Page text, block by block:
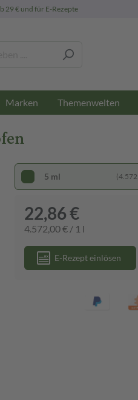
29 € und für E-Rezepte
Marken Themenwelten
5 ml
22,86 €
4.572,00 € / 1 l
E-Rezept einlösen